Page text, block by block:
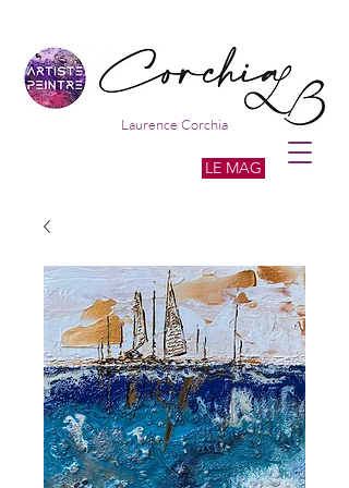
Laurence Corchia
LE MAG